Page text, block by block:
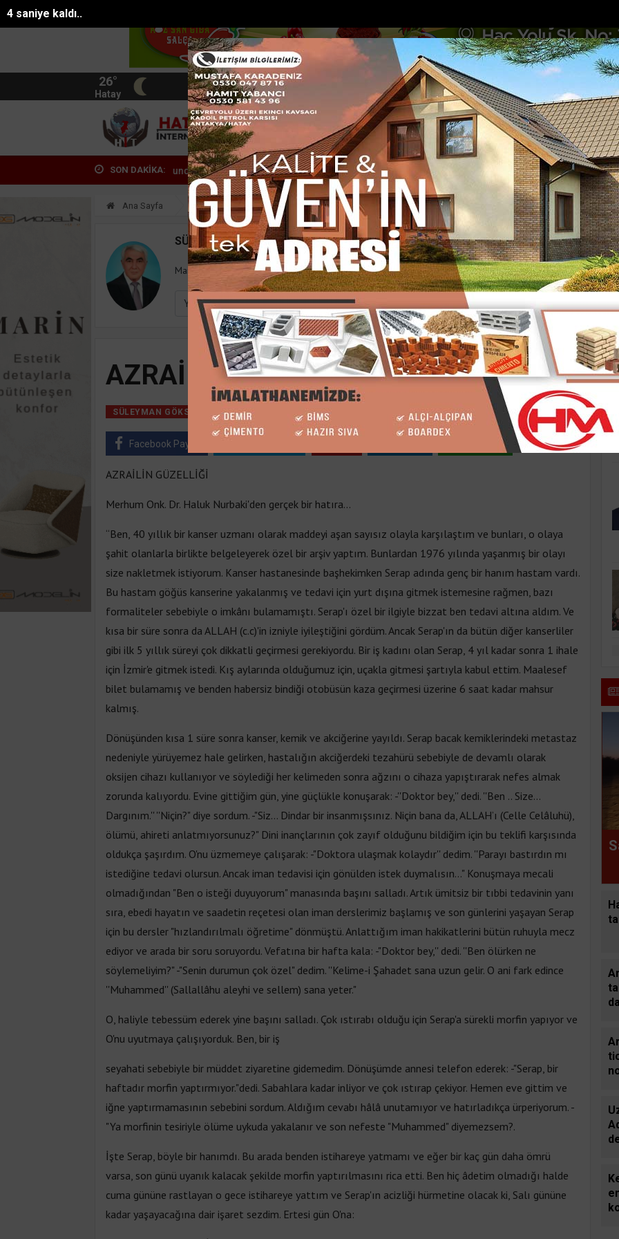
3 saniye kaldı..
26°
Hatay
BIST 13.744 46.2686 EURO
HATAY GÜNDEM MAGAZİN KADIN-YAŞAM SPOR SAĞLIK
SON DAKİKA:
fuhuşa aracılık operasyonunda 7 tut... Eski belediye başkanının yeğeni motosiklet ka... Kahramanmaraşta 6 gündür kayıp yaşlı
Yazarlar Web TV
Ana Sayfa Yazarlar Süleyman GÖKSU
SÜLEYMAN GÖKSU
Mail:suleymangoksu@gmail.com
AZRAİLİN GÜZELLİĞİ
SÜLEYMAN GÖKSU 18 Nisan, 2018, Çarşamba 09:45
Facebook Paylaş WhatsApp
AZRAİLİN GÜZELLİĞİ
Merhum Onk. Dr. Haluk Nurbaki'den gerçek bir hatıra...
“Ben, 40 yıllık bir kanser uzmanı olarak maddeyi aşan sayısız olayla karşılaştım ve bunları, o olaya
şahit olanlarla birlikte belgeleyerek özel bir arşiv yaptım. Bunlardan 1976 yılında yaşanmış bir olayı
size nakletmek istiyorum. Kanser hastanesinde başhekimken Serap adında genç bir hanım hastam vardı.
Bu hastam göğüs kanserine yakalanmış ve tedavi için yurt dışına gitmek istemesine rağmen, bazı
formaliteler sebebiyle o imkânı bulamamıştı. Serap'ı özel bir ilgiyle bizzat ben tedavi altına aldım. Ve
kısa bir süre sonra da ALLAH (c.c)'in izniyle iyileştiğini gördüm. Ancak Serap'ın da bütün diğer kanserliler
gibi ilk 5 yıllık süreyi çok dikkatli geçirmesi gerekiyordu. Bir iş kadını olan Serap, 4 yıl kadar sonra 1 ihale
için İzmir'e gitmek istedi. Kış aylarında olduğumuz için, uçakla gitmesi şartıyla kabul ettim. Maalesef
bilet bulamamış ve benden habersiz bindiği otobüsün kaza geçirmesi üzerine 6 saat kadar mahsur
kalmış.
Dönüşünden kısa 1 süre sonra kanser, kemik ve akciğerine yayıldı. Serap bacak kemiklerindeki metastaz
nedeniyle yürüyemez hale gelirken, hastalığın akciğerdeki tezahürü sebebiyle de devamlı olarak
oksijen cihazı kullanıyor ve söylediği her kelimeden sonra ağzını o cihaza yapıştırarak nefes almak
zorunda kalıyordu. Evine gittiğim gün, yine güçlükle konuşarak: -''Doktor bey,'' dedi. ''Ben .. Size...
Dargınım.'' ''Niçin?" diye sordum. -"Siz... Dindar bir insanmışsınız. Niçin bana da, ALLAH’ı (Celle Celâluhü),
ölümü, ahireti anlatmıyorsunuz?" Dini inançlarının çok zayıf olduğunu bildiğim için bu teklifi karşısında
oldukça şaşırdım. O'nu üzmemeye çalışarak: -"Doktora ulaşmak kolaydır'' dedim. ''Parayı bastırdın mı
istediğine tedavi olursun. Ancak iman tedavisi için gönülden istek duymalısın..." Konuşmaya mecali
olmadığından "Ben o isteği duyuyorum" manasında başını salladı. Artık ümitsiz bir tıbbi tedavinin yanı
sıra, ebedi hayatın ve saadetin reçetesi olan iman derslerimiz başlamış ve son günlerini yaşayan Serap
için bu dersler "hızlandırılmalı öğretime" dönmüştü. Anlattığım iman hakikatlerini bütün ruhuyla mecz
ediyor ve arada bir soru soruyordu. Vefatına bir hafta kala: -"Doktor bey,'' dedi. ''Ben ölürken ne
söylemeliyim?" -"Senin durumun çok özel" dedim. ''Kelime-i Şahadet sana uzun gelir. O ani fark edince
''Muhammed'' (Sallallâhu aleyhi ve sellem) sana yeter."
O, haliyle tebessüm ederek yine başını salladı. Çok ıstırabı olduğu için Serap'a sürekli morfin yapıyor ve
O'nu uyutmaya çalışıyorduk. Ben, bir iş
seyahati sebebiyle bir müddet ziyaretine gidemedim. Dönüşümde annesi telefon ederek: -"Serap, bir
haftadır morfin yaptırmıyor."dedi. Sabahlara kadar inliyor ve çok ıstırap çekiyor. Hemen eve gittim ve
iğne yaptırmamasının sebebini sordum. Aldığım cevabı hâlâ unutamıyor ve hatırladıkça ürperiyorum. -
"Ya morfinin tesiriyle ölüme uykuda yakalanır ve son nefeste "Muhammed" diyemezsem?.
İşte Serap, böyle bir hanımdı. Bu arada benden istihareye yatmamı ve eğer bir kaç gün daha ömrü
varsa, son günü uyanık kalacak şekilde morfin yaptırılmasını rica etti. Ben hiç âdetim olmadığı halde
cuma gününe rastlayan o gece istihareye yattım ve Serap'ın acizliği hürmetine olacak ki, Salı gününe
kadar yaşayacağına dair işaret sezdim. Ertesi gün O'na: